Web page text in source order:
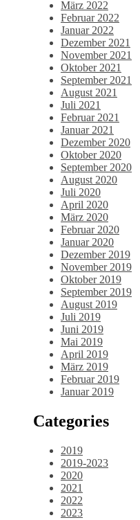
März 2022
Februar 2022
Januar 2022
Dezember 2021
November 2021
Oktober 2021
September 2021
August 2021
Juli 2021
Februar 2021
Januar 2021
Dezember 2020
Oktober 2020
September 2020
August 2020
Juli 2020
April 2020
März 2020
Februar 2020
Januar 2020
Dezember 2019
November 2019
Oktober 2019
September 2019
August 2019
Juli 2019
Juni 2019
Mai 2019
April 2019
März 2019
Februar 2019
Januar 2019
Categories
2019
2019-2023
2020
2021
2022
2023